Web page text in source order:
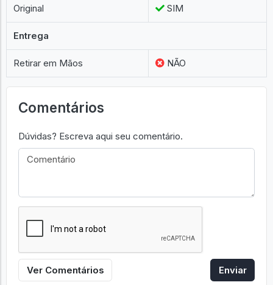
Original SIM
Entrega
Retirar em Mãos NÃO
Comentários
Dúvidas? Escreva aqui seu comentário.
Ver Comentários Enviar